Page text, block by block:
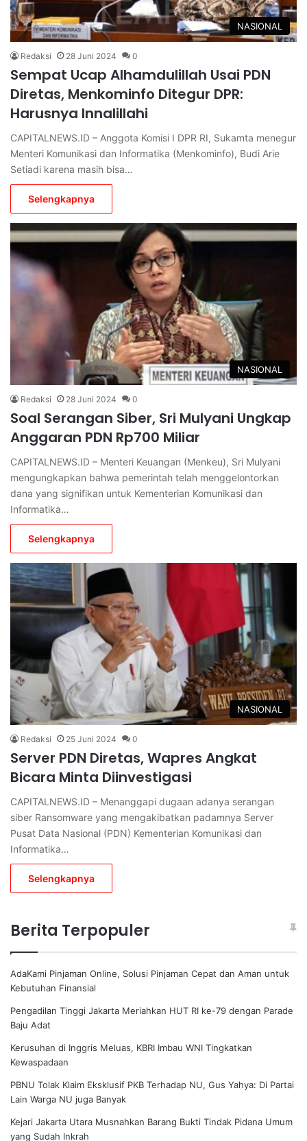
NASIONAL
Redaksi 28 Juni 2024 0
Sempat Ucap Alhamdulillah Usai PDN
Diretas, Menkominfo Ditegur DPR:
Harusnya Innalillahi
CAPITALNEWS.ID – Anggota Komisi I DPR RI, Sukamta menegur
Menteri Komunikasi dan Informatika (Menkominfo), Budi Arie
Setiadi karena masih bisa…
Selengkapnya
NASIONAL
Redaksi 28 Juni 2024 0
Soal Serangan Siber, Sri Mulyani Ungkap
Anggaran PDN Rp700 Miliar
CAPITALNEWS.ID – Menteri Keuangan (Menkeu), Sri Mulyani
mengungkapkan bahwa pemerintah telah menggelontorkan
dana yang signifikan untuk Kementerian Komunikasi dan
Informatika…
Selengkapnya
NASIONAL
Redaksi 25 Juni 2024 0
Server PDN Diretas, Wapres Angkat
Bicara Minta Diinvestigasi
CAPITALNEWS.ID – Menanggapi dugaan adanya serangan
siber Ransomware yang mengakibatkan padamnya Server
Pusat Data Nasional (PDN) Kementerian Komunikasi dan
Informatika…
Selengkapnya
Berita Terpopuler
AdaKami Pinjaman Online, Solusi Pinjaman Cepat dan Aman untuk
Kebutuhan Finansial
Pengadilan Tinggi Jakarta Meriahkan HUT RI ke-79 dengan Parade
Baju Adat
Kerusuhan di Inggris Meluas, KBRI Imbau WNI Tingkatkan
Kewaspadaan
PBNU Tolak Klaim Eksklusif PKB Terhadap NU, Gus Yahya: Di Partai
Lain Warga NU juga Banyak
Kejari Jakarta Utara Musnahkan Barang Bukti Tindak Pidana Umum
yang Sudah Inkrah